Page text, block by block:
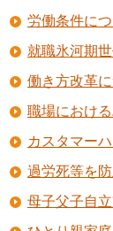
労働条件に
就職氷河期
働き方改革
職場におけ
カスタマー
過労死等を
母子父子自